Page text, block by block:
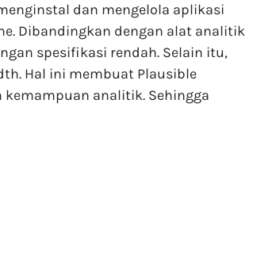
dan mengelola aplikasi
Dibandingkan dengan alat analitik
spesifikasi rendah. Selain itu,
Hal ini membuat Plausible
analitik. Sehingga